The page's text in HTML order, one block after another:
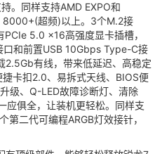
。同样支持AMD EXPO和
8000+(超频)以上。3个M.2接
5.0 x16高强度显卡插槽，
和前置USB 10Gbps Type-C接
2.5Gb有线，带来低延迟、高稳定
卡扣2.0、易拆式天线、BIOS便
级、Q-LED故障诊断灯、清除
应俱全，让装机更轻松。同样支
第二代可编程ARGB灯效接针，